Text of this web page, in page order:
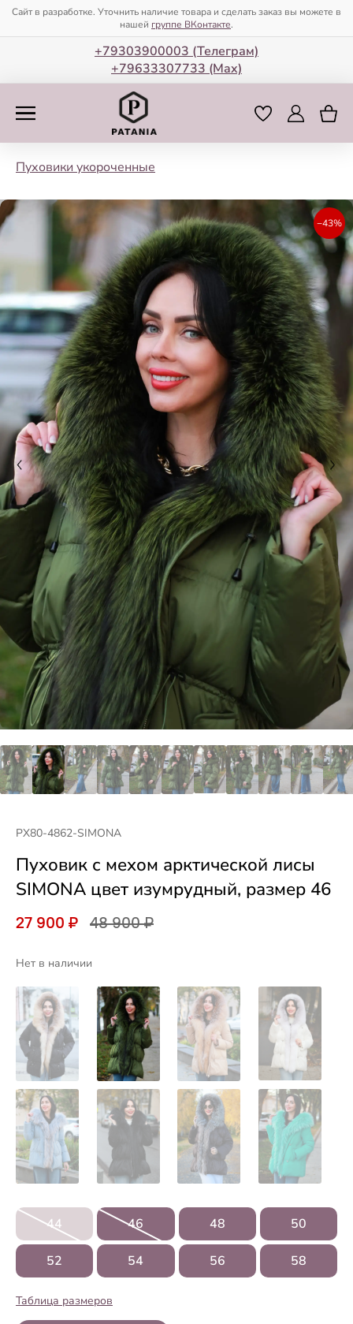
Сайт в разработке. Уточнить наличие товара и сделать заказ вы можете в
нашей группе ВКонтакте.
+79303900003 (Телеграм)
+79633307733 (Мax)
Пуховики укороченные
−43%
PX80-4862-SIMONA
Пуховик с мехом арктической лисы
SIMONA цвет изумрудный, размер 46
27 900 ₽ 48 900 ₽
Нет в наличии
44 46 48 50
52 54 56 58
Таблица размеров